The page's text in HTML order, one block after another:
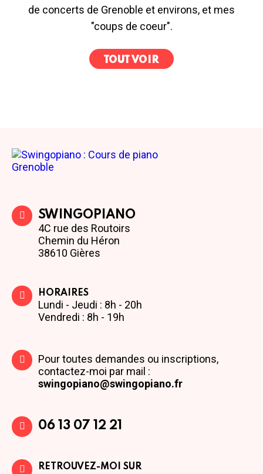
de concerts de Grenoble et environs, et mes
"coups de coeur".
TOUT VOIR
SWINGOPIANO
4C rue des Routoirs
Chemin du Héron
38610 Gières
HORAIRES
Lundi - Jeudi : 8h - 20h
Vendredi : 8h - 19h
Pour toutes demandes ou inscriptions,
contactez-moi par mail :
swingopiano@swingopiano.fr
06 13 07 12 21
RETROUVEZ-MOI SUR